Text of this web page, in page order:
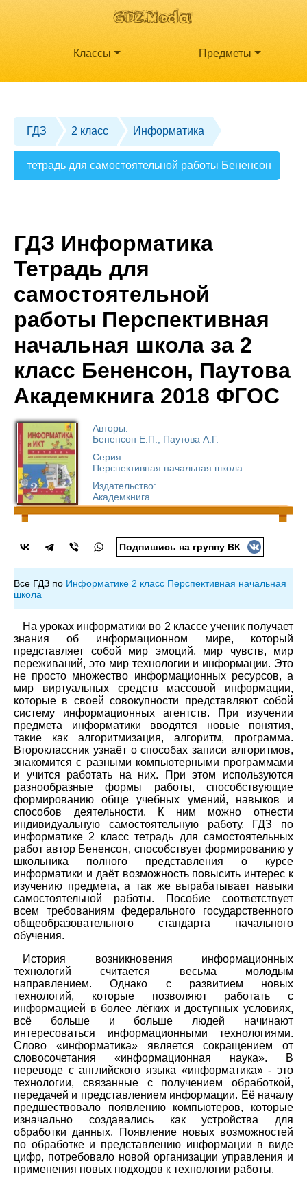
Классы Предметы
ГДЗ 2 класс Информатика
тетрадь для самостоятельной работы Бененсон
ГДЗ Информатика
Тетрадь для
самостоятельной
работы Перспективная
начальная школа за 2
класс Бененсон, Паутова
Академкнига 2018 ФГОС
Авторы:
Бененсон Е.П., Паутова А.Г.
Серия:
Перспективная начальная школа
Издательство:
Академкнига
Подпишись на группу ВК
Все ГДЗ по Информатике 2 класс Перспективная начальная
школа
На уроках информатики во 2 классе ученик получает
знания об информационном мире, который
представляет собой мир эмоций, мир чувств, мир
переживаний, это мир технологии и информации. Это
не просто множество информационных ресурсов, а
мир виртуальных средств массовой информации,
которые в своей совокупности представляют собой
систему информационных агентств. При изучении
предмета информатики вводятся новые понятия,
такие как алгоритмизация, алгоритм, программа.
Второклассник узнаёт о способах записи алгоритмов,
знакомится с разными компьютерными программами
и учится работать на них. При этом используются
разнообразные формы работы, способствующие
формированию обще учебных умений, навыков и
способов деятельности. К ним можно отнести
индивидуальную самостоятельную работу. ГДЗ по
информатике 2 класс тетрадь для самостоятельных
работ автор Бененсон, способствует формированию у
школьника полного представления о курсе
информатики и даёт возможность повысить интерес к
изучению предмета, а так же вырабатывает навыки
самостоятельной работы. Пособие соответствует
всем требованиям федерального государственного
общеобразовательного стандарта начального
обучения.
История возникновения информационных
технологий считается весьма молодым
направлением. Однако с развитием новых
технологий, которые позволяют работать с
информацией в более лёгких и доступных условиях,
всё больше и больше людей начинают
интересоваться информационными технологиями.
Слово «информатика» является сокращением от
словосочетания «информационная наука». В
переводе с английского языка «информатика» - это
технологии, связанные с получением обработкой,
передачей и представлением информации. Её началу
предшествовало появлению компьютеров, которые
изначально создавались как устройства для
обработки данных. Появление новых возможностей
по обработке и представлению информации в виде
цифр, потребовало новой организации управления и
применения новых подходов к технологии работы.